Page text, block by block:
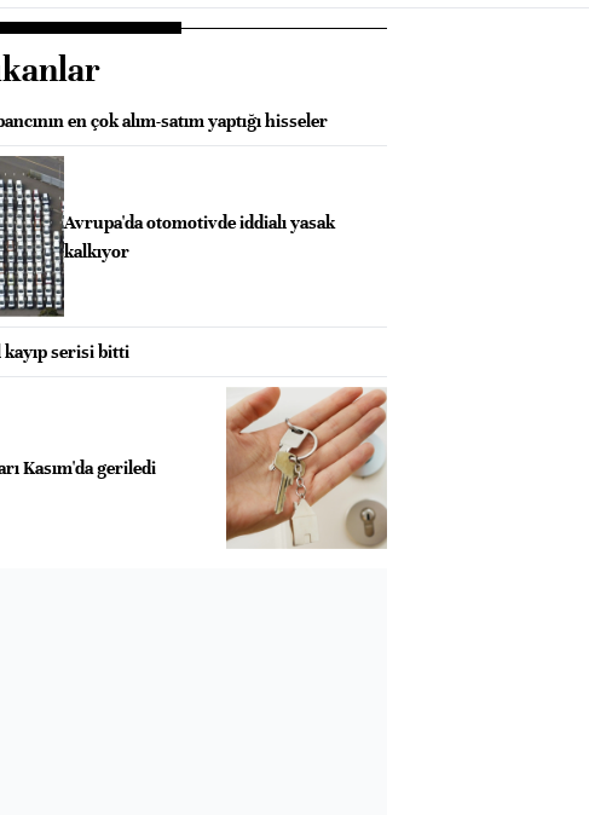
en çok alım-satım yaptığı hisseler
Avrupa'da otomotivde iddialı yasak
kalkıyor
serisi bitti
Kasım'da geriledi